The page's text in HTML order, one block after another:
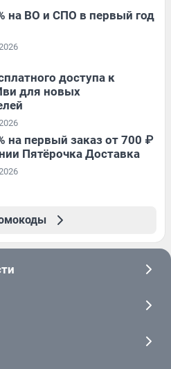
на ВО и СПО в первый год
доступа к
для новых
на первый заказ от 700 ₽
Пятёрочка Доставка